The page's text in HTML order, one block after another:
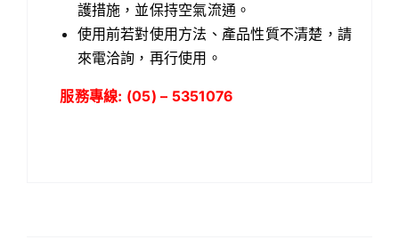
護措施，並保持空氣流通。
使用前若對使用方法、產品性質不清楚，請
來電洽詢，再行使用。
服務專線: (05) – 5351076